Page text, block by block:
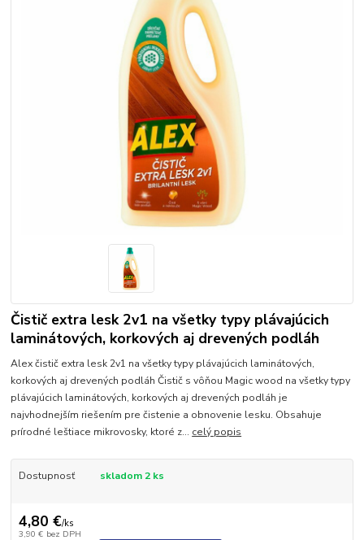
Čistič extra lesk 2v1 na všetky typy plávajúcich
laminátových, korkových aj drevených podláh
Alex čistič extra lesk 2v1 na všetky typy plávajúcich laminátových,
korkových aj drevených podláh Čistič s vôňou Magic wood na všetky typy
plávajúcich laminátových, korkových aj drevených podláh je
najvhodnejším riešením pre čistenie a obnovenie lesku. Obsahuje
prírodné leštiace mikrovosky, ktoré z... celý popis
Dostupnosť skladom 2 ks
4,80 €/ks
3,90 € bez DPH